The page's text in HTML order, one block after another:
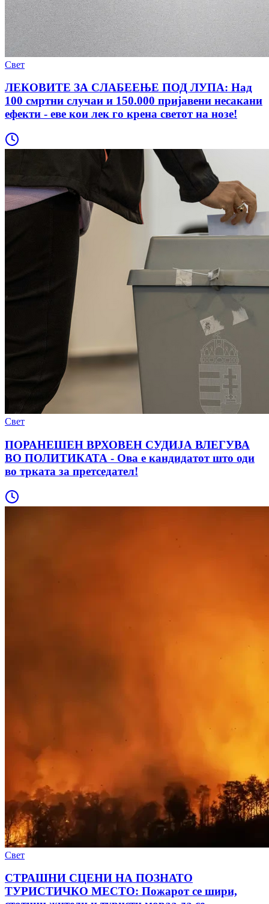
Свет
ЛЕКОВИТЕ ЗА СЛАБЕЕЊЕ ПОД ЛУПА: Над
100 смртни случаи и 150.000 пријавени несакани
ефекти - еве кои лек го крена светот на нозе!
Свет
ПОРАНЕШЕН ВРХОВЕН СУДИЈА ВЛЕГУВА
ВО ПОЛИТИКАТА - Ова е кандидатот што оди
во трката за претседател!
Свет
СТРАШНИ СЦЕНИ НА ПОЗНАТО
ТУРИСТИЧКО МЕСТО: Пожарот се шири,